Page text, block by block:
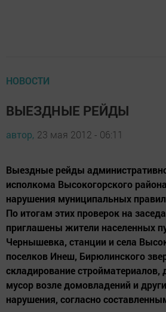
НОВОСТИ
ВЫЕЗДНЫЕ РЕЙДЫ
автор, 23 мая 2012 - 06:11
Выездные рейды
исполкома Высокогорского
нарушения муниципальных правил
По итогам этих проверок на
приглашены жители населенных
Чернышевка, станции и села
поселков Инеш, Бирюлинского
складирование стройматериалов,
мусор возле домовладений и
нарушения, согласно